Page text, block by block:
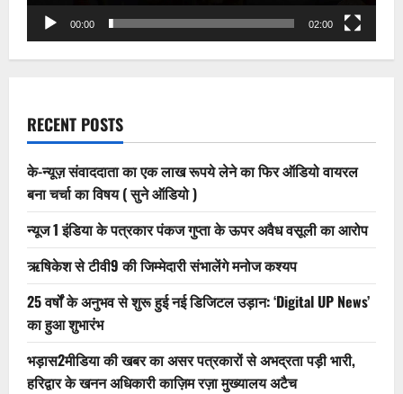
मदद
00:00 02:00
RECENT POSTS
के-न्यूज़ संवाददाता का एक लाख रूपये लेने का फिर ऑडियो वायरल
बना चर्चा का विषय ( सुने ऑडियो )
न्यूज 1 इंडिया के पत्रकार पंकज गुप्ता के ऊपर अवैध वसूली का आरोप
ऋषिकेश से टीवी9 की जिम्मेदारी संभालेंगे मनोज कश्यप
25 वर्षों के अनुभव से शुरू हुई नई डिजिटल उड़ान: ‘Digital UP News’
का हुआ शुभारंभ
भड़ास2मीडिया की खबर का असर पत्रकारों से अभद्रता पड़ी भारी,
हरिद्वार के खनन अधिकारी काज़िम रज़ा मुख्यालय अटैच